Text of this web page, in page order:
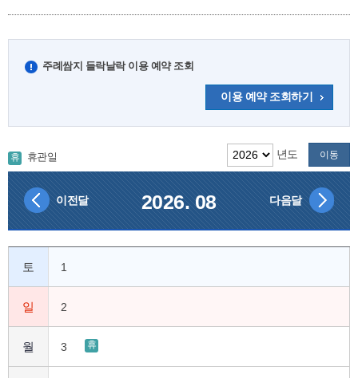
주례쌈지 들락날락 이용 예약 조회
이용 예약 조회하기
휴 휴관일 년도 이동
이전달 다음달
2026. 08
토 1
일 2
월 3 휴